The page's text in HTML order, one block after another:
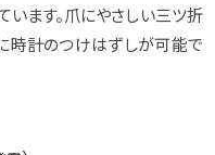
います。爪にやさしい三ツ折
時計のつけはずしが可能で